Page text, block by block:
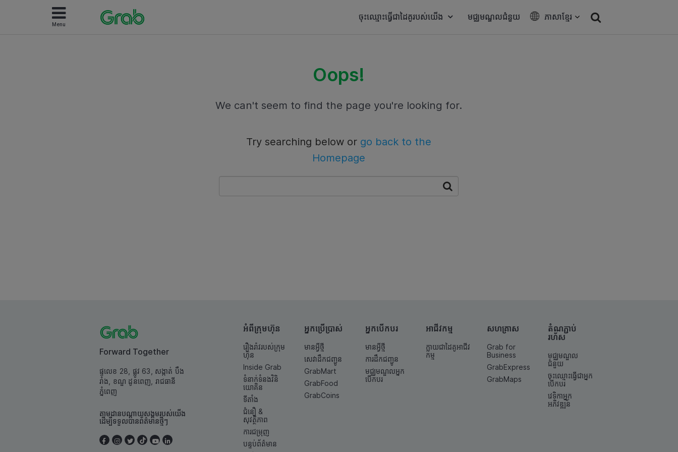
Menu
ចុះឈ្មោះធ្វើជាដៃគូរបស់យើង មជ្ឈមណ្ឌលជំនួយ ភាសាខ្មែរ
Oops!
We can't seem to find the page you're looking for.
Try searching below or go back to the
Homepage
Forward Together
ផ្ទលេខ 28, ផ្លូវ 63, សង្កាត់ បឹង
រាំង, ខណ្ឌ ដូនពេញ, រាជធានី
ភ្នំពេញ
តាមដានបណ្តាយសង្គមរបស់យើង
ដើម្បីទទួលបានព័ត៌មានថ្មីៗ
អំពីក្រុមហ៊ុន
រឿងរ៉ាវរបស់ក្រុម
ហ៊ុន
Inside Grab
ទំនាក់ទំនង​វិនិ
យោគិន
ទីតាំង
ជំនឿ &
សុវត្ថិភាព
ការជម្រុញ
បន្ទប់ព័ត៌មាន
អ្នកប្រើប្រាស់
មានអ្វីថ្មី
សេវាដឹកជញ្ជូន
GrabMart
GrabFood
GrabCoins
អ្នកបើកបរ
មានអ្វីថ្មី
ការដឹកជញ្ជូន
មជ្ឈមណ្ឌលអ្នក
បើកបរ
អាជីវកម្ម
ក្លាយជាដៃគូអាជីវ
កម្ម
សហគ្រាស
Grab for
Business
GrabExpress
GrabMaps
តំណ​ភ្ជាប់​
រហ័ស
មជ្ឈមណ្ឌល
ជំនួយ
ចុះឈ្មោះធ្វើជាអ្នក
បើកបរ
វេទិកាអ្នក
អភិវឌ្ឍន៍